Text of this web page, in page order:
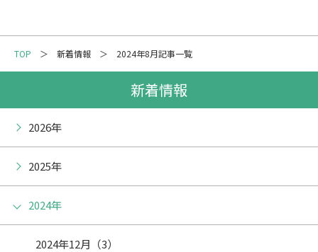
TOP 新着情報 2024年8月記事一覧
新着情報
2026年
2025年
2024年
2024年12月（3）